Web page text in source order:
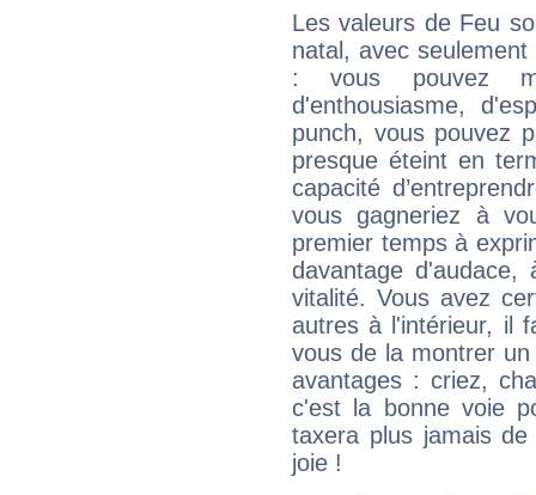
Les valeurs de Feu
natal, avec
: vous pouvez
d'enthousiasme,
punch, vous pouvez
presque éteint en
capacité
vous gagneriez à
premier temps à
davantage
vitalité. Vous avez
autres à l'intérieur, il
vous de la montrer
avantages : criez,
c'est la bonne voie
taxera plus jamais
joie !